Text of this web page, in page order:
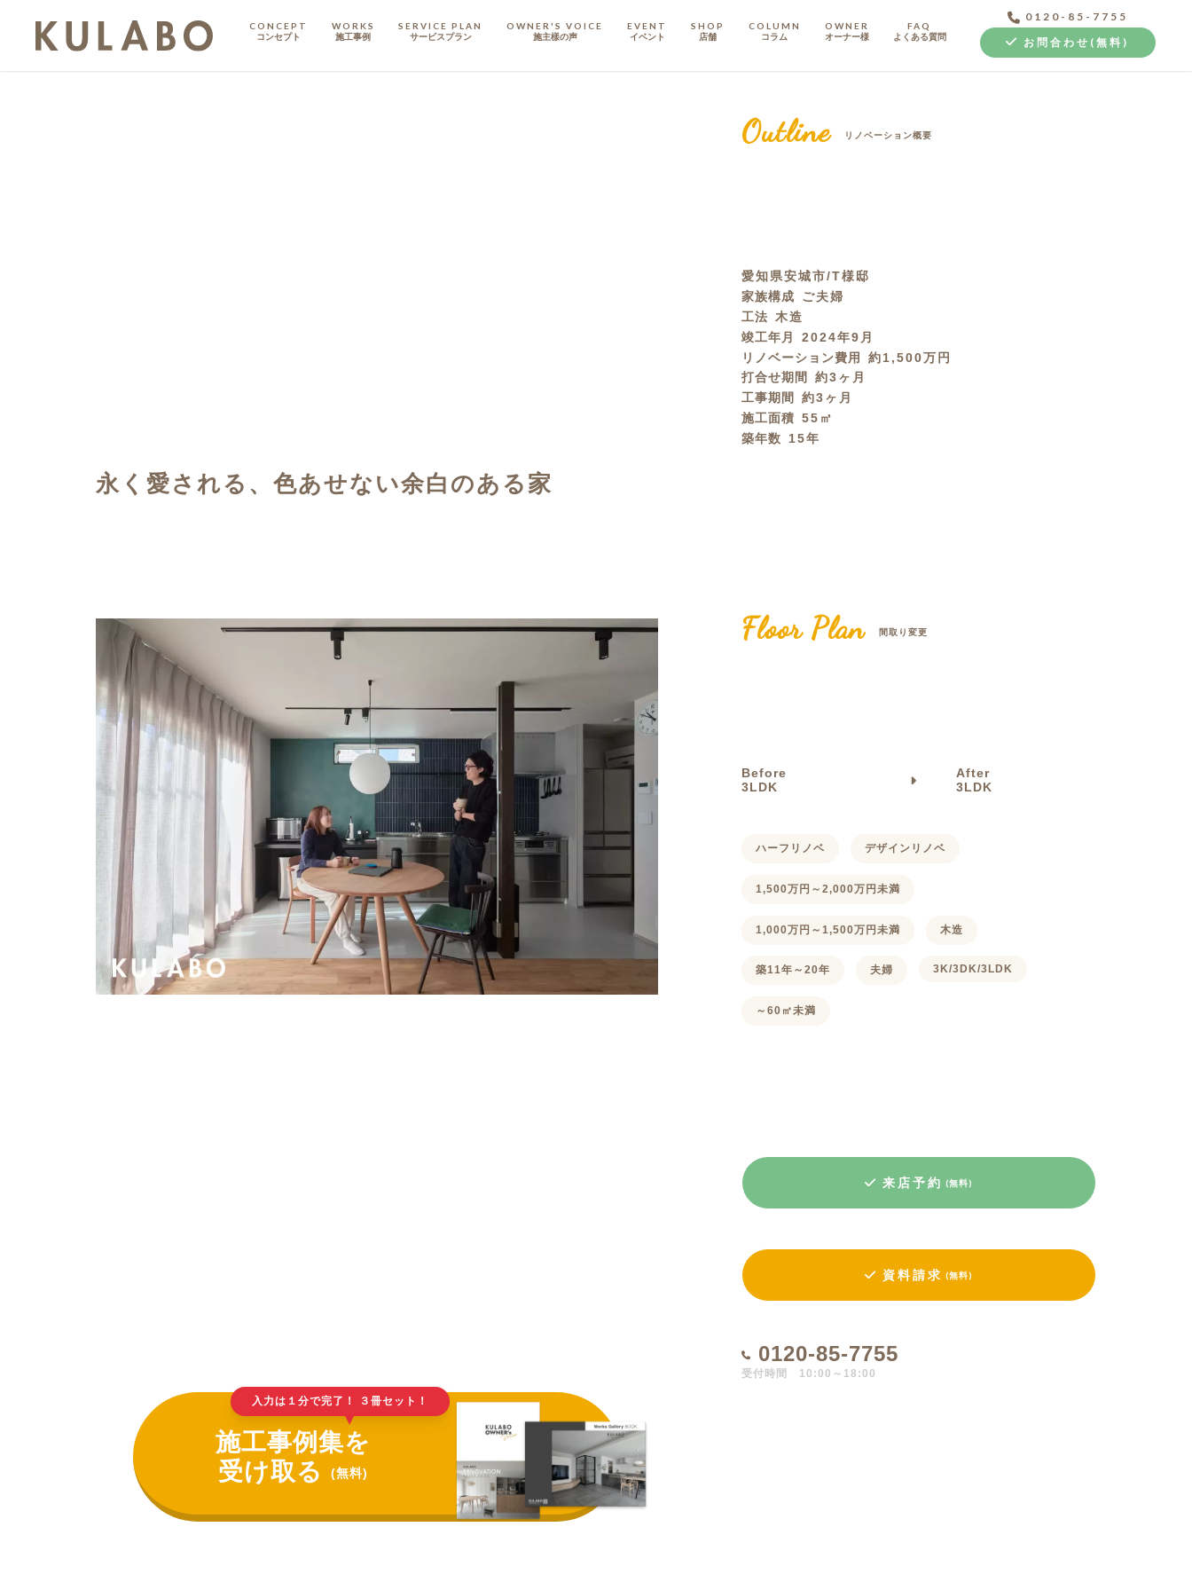
CONCEPT
コンセプト
WORKS
施工事例
SERVICE PLAN
サービスプラン
店舗リノベーション
OWNER'S VOICE
施主樣の声
EVENT
イベント
SHOP
店舗
COLUMN
コラム
OWNER
オーナー様
FAQ
よくある質問
0120-85-7755
お問合わせ(無料)
永く愛される、色あせない余白のある家
入力は１分で完了！ ３冊セット！
▲
施工事例集を
受け取る(無料)
Outline リノベーション概要
愛知県安城市/T様邸
家族構成
ご夫婦
工法 木造
竣工年月
2024年9月
リノベーション費用
約1,500万円
打合せ期間
約3ヶ月
工事期間
約3ヶ月
施工面積 55㎡
築年数
15年
Floor Plan 間取り変更
Before
3LDK
After
3LDK
ハーフリノベ デザインリノベ
1,500万円～2,000万円未満
1,000万円～1,500万円未満 木造
築11年～20年 夫婦 3K/3DK/3LDK
～60㎡未満
来店予約 (無料)
資料請求 (無料)
0120-85-7755
受付時間 10:00～18:00